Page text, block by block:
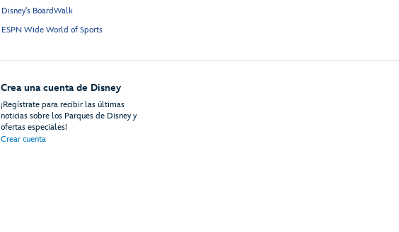
Disney's BoardWalk
ESPN Wide World of Sports
Crea una cuenta de Disney
¡Regístrate para recibir las últimas
noticias sobre los Parques de Disney y
ofertas especiales!
Crear cuenta